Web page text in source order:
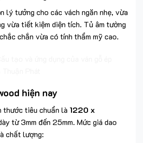
lý tưởng cho các vách ngăn nhẹ, vừa
vừa tiết kiệm diện tích. Tủ âm tường
chắn vừa có tính thẩm mỹ cao.
hiện nay
thước tiêu chuẩn là 1220 x
từ 3mm đến 25mm. Mức giá dao
chất lượng: